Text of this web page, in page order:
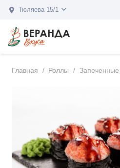
Тюляева 15/1
Главная / Роллы / Запеченные